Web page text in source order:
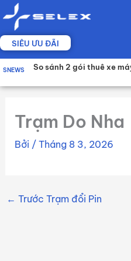
Nhảy
nội
dung
SIÊU ƯU ĐÃI
SNEWS
THUÊ XE MÁY ĐIỆN
So sánh 2 gói thuê xe
BẢNG GIÁ BÁN XE, DỊCH
Trạm Do Nha
Bởi /Tháng 8 3, 2026
← Trước Trạm đổi Pin